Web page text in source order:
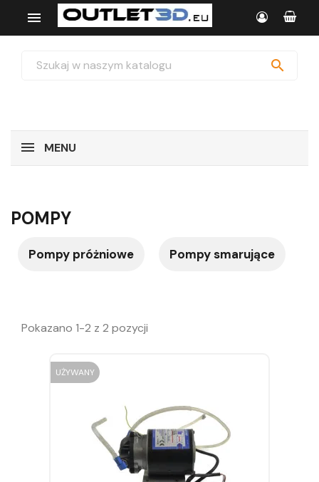


MENU
POMPY
Pompy próżniowe Pompy smarujące
Pokazano 1-2 z 2 pozycji
UŻYWANY